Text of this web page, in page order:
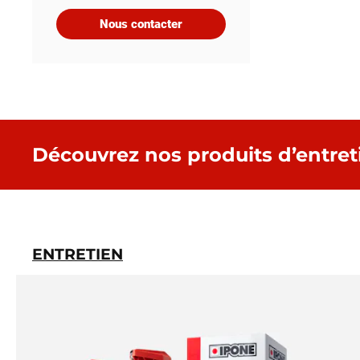
Nous contacter
Découvrez nos produits
ENTRETIEN